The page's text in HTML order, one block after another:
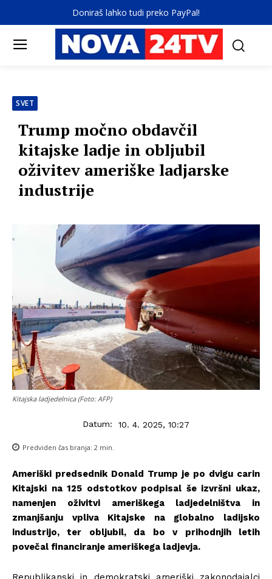
Doniraš lahko tudi preko PayPal!
SVET
Trump močno obdavčil
kitajske ladje in obljubil
oživitev ameriške ladjarske
industrije
Kitajska ladjedelnica (Foto: AFP)
Datum: 10. 4. 2025, 10:27
Predviden čas branja: 2 min.
Ameriški predsednik Donald Trump je po dvigu carin
Kitajski na 125 odstotkov podpisal še izvršni ukaz,
namenjen oživitvi ameriškega ladjedelništva in
zmanjšanju vpliva Kitajske na globalno ladijsko
industrijo, ter obljubil, da bo v prihodnjih letih
povečal financiranje ameriškega ladjevja.